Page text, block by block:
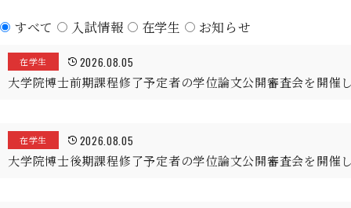
すべて 入試情報 在学生 お知らせ
在学生 2026.08.05
大学院博士前期課程修了予定者の学位論文公開審査会を開催
在学生 2026.08.05
大学院博士後期課程修了予定者の学位論文公開審査会を開催